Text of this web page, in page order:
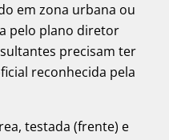
em zona urbana ou
pelo plano diretor
precisam ter
reconhecida pela
testada (frente) e